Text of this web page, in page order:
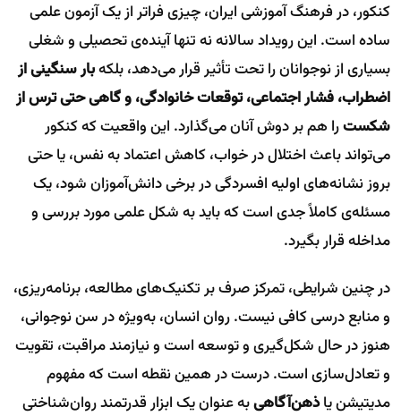
کنکور، در فرهنگ آموزشی ایران، چیزی فراتر از یک آزمون علمی
ساده است. این رویداد سالانه نه تنها آینده‌ی تحصیلی و شغلی
بسیاری از نوجوانان را تحت تأثیر قرار می‌دهد، بلکهبار سنگینی از
اضطراب، فشار اجتماعی، توقعات خانوادگی، و گاهی حتی ترس از
شکسترا هم بر دوش آنان می‌گذارد. این واقعیت که کنکور
می‌تواند باعث اختلال در خواب، کاهش اعتماد به نفس، یا حتی
بروز نشانه‌های اولیه افسردگی در برخی دانش‌آموزان شود، یک
مسئله‌ی کاملاً جدی است که باید به شکل علمی مورد بررسی و
مداخله قرار بگیرد.
در چنین شرایطی، تمرکز صرف بر تکنیک‌های مطالعه، برنامه‌ریزی،
و منابع درسی کافی نیست. روان انسان، به‌ویژه در سن نوجوانی،
هنوز در حال شکل‌گیری و توسعه است و نیازمند مراقبت، تقویت
و تعادل‌سازی است. درست در همین نقطه است که مفهوم
مدیتیشن یاذهن‌آگاهیبه عنوان یک ابزار قدرتمند روان‌شناختی